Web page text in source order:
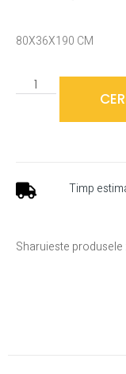
80X36X190 CM
Timp
Sharuieste produsele :